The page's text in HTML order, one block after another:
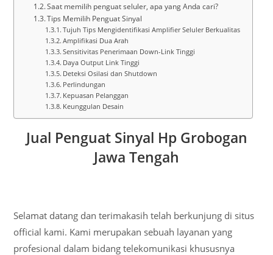
Saat memilih penguat seluler, apa yang Anda cari?
Tips Memilih Penguat Sinyal
Tujuh Tips Mengidentifikasi Amplifier Seluler Berkualitas
Amplifikasi Dua Arah
Sensitivitas Penerimaan Down-Link Tinggi
Daya Output Link Tinggi
Deteksi Osilasi dan Shutdown
Perlindungan
Kepuasan Pelanggan
Keunggulan Desain
Jual Penguat Sinyal Hp Grobogan
Jawa Tengah
Selamat datang dan terimakasih telah berkunjung di situs
official kami. Kami merupakan sebuah layanan yang
profesional dalam bidang telekomunikasi khususnya